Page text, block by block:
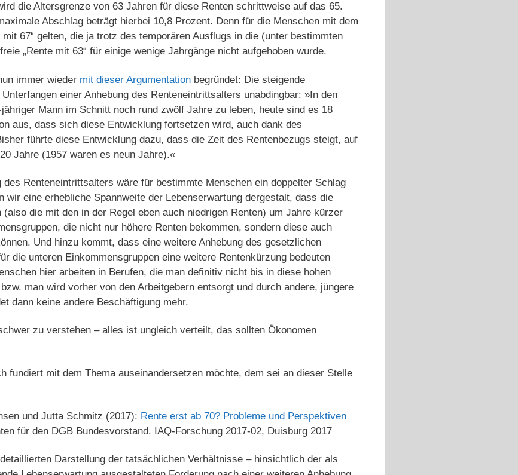
die Altersgrenze von 63 Jahren für diese Renten schrittweise auf das 65.
Abschlag beträgt hierbei 10,8 Prozent. Denn für die Menschen mit dem
mit 67“ gelten, die ja trotz des temporären Ausflugs in die (unter bestimmten
„Rente mit 63“ für einige wenige Jahrgänge nicht aufgehoben wurde.
immer wieder mit dieser Argumentation begründet: Die steigende
einer Anhebung des Renteneintrittsalters unabdingbar: »In den
Mann im Schnitt noch rund zwölf Jahre zu leben, heute sind es 18
aus, dass sich diese Entwicklung fortsetzen wird, auch dank des
führte diese Entwicklung dazu, dass die Zeit des Rentenbezugs steigt, auf
Jahre (1957 waren es neun Jahre).«
des Renteneintrittsalters wäre für bestimmte Menschen ein doppelter Schlag
wir eine erhebliche Spannweite der Lebenserwartung dergestalt, dass die
(also die mit den in der Regel eben auch niedrigen Renten) um Jahre kürzer
die nicht nur höhere Renten bekommen, sondern diese auch
Und hinzu kommt, dass eine weitere Anhebung des gesetzlichen
die unteren Einkommensgruppen eine weitere Rentenkürzung bedeuten
hier arbeiten in Berufen, die man definitiv nicht bis in diese hohen
man wird vorher von den Arbeitgebern entsorgt und durch andere, jüngere
dann keine andere Beschäftigung mehr.
zu verstehen – alles ist ungleich verteilt, das sollten Ökonomen
fundiert mit dem Thema auseinandersetzen möchte, dem sei an dieser Stelle
und Jutta Schmitz (2017): Rente erst ab 70? Probleme und Perspektiven
für den DGB Bundesvorstand. IAQ-Forschung 2017-02, Duisburg 2017
Darstellung der tatsächlichen Verhältnisse – hinsichtlich der als